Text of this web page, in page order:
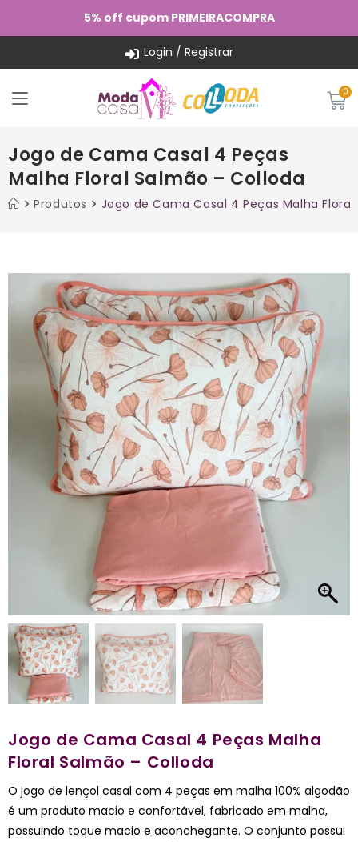
5% off cupom PRIMEIRACOMPRA
Login / Registrar
Jogo de Cama Casal 4 Peças
Malha Floral Salmão – Colloda
Produtos Jogo de Cama Casal 4 Peças Malha
Jogo de Cama Casal 4 Peças Malha
Floral Salmão – Colloda
O jogo de lençol casal com 4 peças em malha 100% algodão
é um produto macio e confortável, fabricado em malha,
possuindo toque macio e aconchegante. O conjunto possui